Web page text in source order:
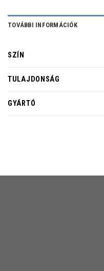
TOVÁBBI INFORMÁCIÓK
SZÍN
TULAJDONSÁG
GYÁRTÓ